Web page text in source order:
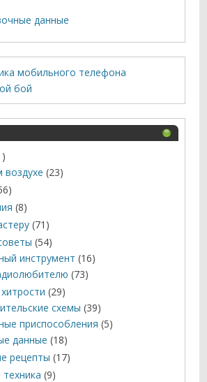
данные
мобильного телефона
бой
(23)
(8)
(71)
(54)
инструмент (16)
(73)
(29)
схемы (39)
приспособления (5)
данные (18)
рецепты (17)
(9)